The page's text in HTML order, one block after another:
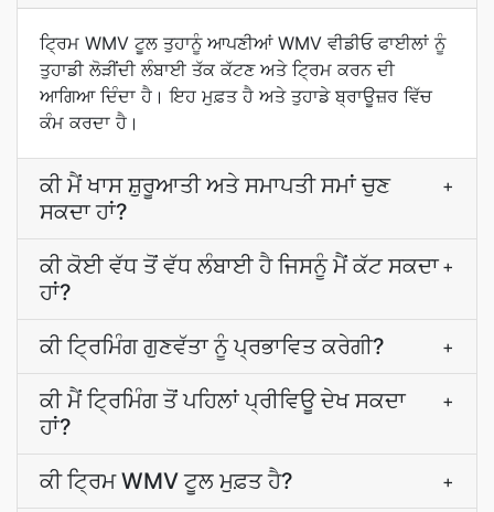
ਟ੍ਰਿਮ WMV ਟੂਲ ਤੁਹਾਨੂੰ ਆਪਣੀਆਂ WMV ਵੀਡੀਓ ਫਾਈਲਾਂ ਨੂੰ
ਤੁਹਾਡੀ ਲੋੜੀਂਦੀ ਲੰਬਾਈ ਤੱਕ ਕੱਟਣ ਅਤੇ ਟ੍ਰਿਮ ਕਰਨ ਦੀ
ਆਗਿਆ ਦਿੰਦਾ ਹੈ। ਇਹ ਮੁਫ਼ਤ ਹੈ ਅਤੇ ਤੁਹਾਡੇ ਬ੍ਰਾਊਜ਼ਰ ਵਿੱਚ
ਕੰਮ ਕਰਦਾ ਹੈ।
ਕੀ ਮੈਂ ਖਾਸ ਸ਼ੁਰੂਆਤੀ ਅਤੇ ਸਮਾਪਤੀ ਸਮਾਂ ਚੁਣ
ਸਕਦਾ ਹਾਂ?
+
ਕੀ ਕੋਈ ਵੱਧ ਤੋਂ ਵੱਧ ਲੰਬਾਈ ਹੈ ਜਿਸਨੂੰ ਮੈਂ ਕੱਟ ਸਕਦਾ
ਹਾਂ?
+
ਕੀ ਟ੍ਰਿਮਿੰਗ ਗੁਣਵੱਤਾ ਨੂੰ ਪ੍ਰਭਾਵਿਤ ਕਰੇਗੀ? +
ਕੀ ਮੈਂ ਟ੍ਰਿਮਿੰਗ ਤੋਂ ਪਹਿਲਾਂ ਪ੍ਰੀਵਿਊ ਦੇਖ ਸਕਦਾ
ਹਾਂ?
+
ਕੀ ਟ੍ਰਿਮ WMV ਟੂਲ ਮੁਫ਼ਤ ਹੈ? +